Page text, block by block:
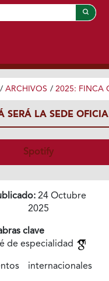
/ ARCHIVOS / 2025: FINCA
SERÁ LA SEDE
Spotify
24 Octubre
2025
clave
de especialidad
internacionales